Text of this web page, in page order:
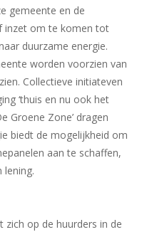
gemeente en de
inzet om te komen tot
duurzame energie.
worden voorzien van
Collectieve initiateven
‘thuis en nu ook het
Groene Zone’ dragen
biedt de mogelijkheid om
aan te schaffen,
lening.
zich op de huurders in de